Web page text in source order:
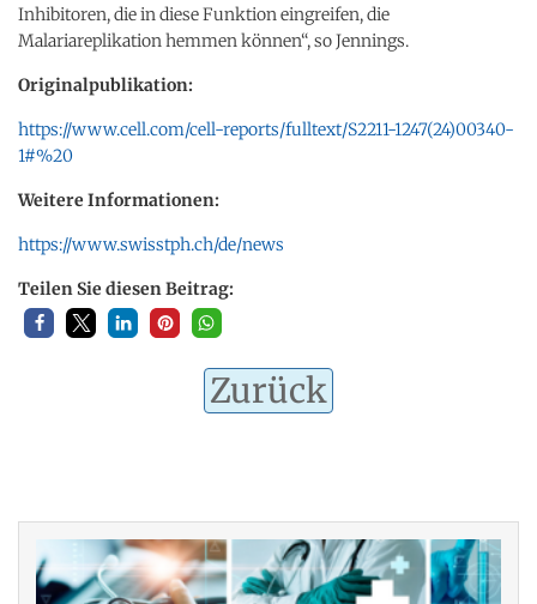
Inhibitoren, die in diese Funktion eingreifen, die
Malariareplikation hemmen können“, so Jennings.
Originalpublikation:
https://www.cell.com/cell-reports/fulltext/S2211-1247(24)00340-
1#%20
Weitere Informationen:
https://www.swisstph.ch/de/news
Teilen Sie diesen Beitrag:
Zurück